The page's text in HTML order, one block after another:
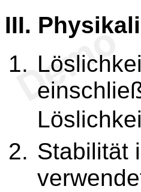
III.
Stabilität